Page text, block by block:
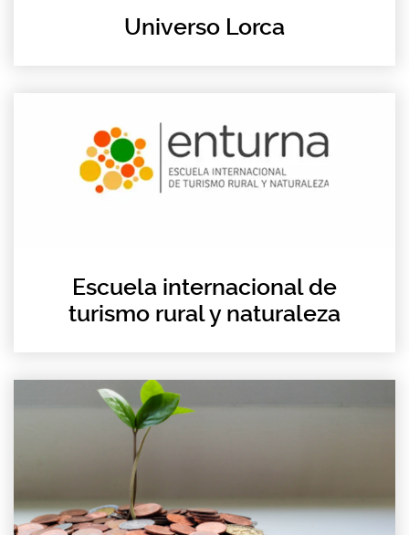
Universo Lorca
Escuela internacional de
turismo rural y naturaleza